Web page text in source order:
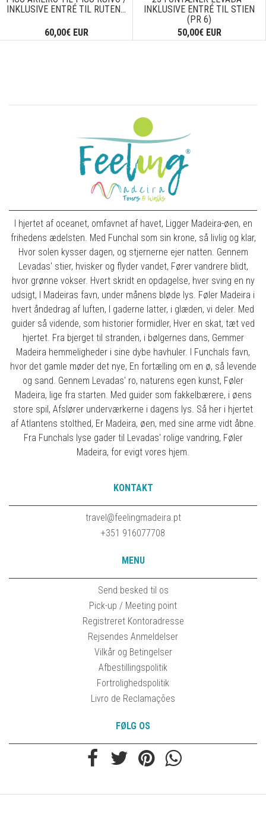
INKLUSIVE ENTRÉ TIL RUTEN...
60,00€ EUR
INKLUSIVE ENTRÉ TIL STIEN
(PR 6)
50,00€ EUR
I hjertet af oceanet, omfavnet af havet, Ligger Madeira-øen, en
frihedens ædelsten. Med Funchal som sin krone, så livlig og klar,
Hvor solen kysser dagen, og stjernerne ejer natten. Gennem
Levadas' stier, hvisker og flyder vandet, Fører vandrere blidt,
hvor grønne vokser. Hvert skridt en opdagelse, hver sving en ny
udsigt, I Madeiras favn, under månens bløde lys. Føler Madeira i
hvert åndedrag af luften, I gaderne latter, i glæden, vi deler. Med
guider så vidende, som historier formidler, Hver en skat, tæt ved
hjertet. Fra bjerget til stranden, i bølgernes dans, Gemmer
Madeira hemmeligheder i sine dybe havhuler. I Funchals favn,
hvor det gamle møder det nye, En fortælling om en ø, så levende
og sand. Gennem Levadas' ro, naturens egen kunst, Føler
Madeira, lige fra starten. Med guider som fakkelbærere, i øens
store spil, Afslører underværkerne i dagens lys. Så her i hjertet
af Atlantens stolthed, Er Madeira, øen, med sine arme vidt åbne.
Fra Funchals lyse gader til Levadas' rolige vandring, Føler
Madeira, for evigt vores hjem.
KONTAKT
travel@feelingmadeira.pt
+351 916077708
MENU
Send besked til os
Pick-up / Meeting point
Registreret Kontoradresse
Rejsendes Anmeldelser
Vilkår og Betingelser
Afbestillingspolitik
Fortrolighedspolitik
Livro de Reclamações
FØLG OS